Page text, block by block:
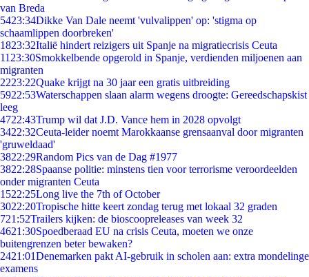
van Breda
5423:34Dikke Van Dale neemt 'vulvalippen' op: 'stigma op
schaamlippen doorbreken'
1823:32Italië hindert reizigers uit Spanje na migratiecrisis Ceuta
11 23:30Smokkelbende opgerold in Spanje, verdienden miljoenen aan
migranten
2223:22Quake krijgt na 30 jaar een gratis uitbreiding
5922:53Waterschappen slaan alarm wegens droogte: Gereedschapskist
leeg
4722:43Trump wil dat J.D. Vance hem in 2028 opvolgt
3422:32Ceuta-leider noemt Marokkaanse grensaanval door migranten
'gruweldaad'
3822:29Random Pics van de Dag #1977
3822:28Spaanse politie: minstens tien voor terrorisme veroordeelden
onder migranten Ceuta
1522:25Long live the 7th of October
3022:20Tropische hitte keert zondag terug met lokaal 32 graden
721:52Trailers kijken: de bioscoopreleases van week 32
4621:30Spoedberaad EU na crisis Ceuta, moeten we onze
buitengrenzen beter bewaken?
2421:01Denemarken pakt AI-gebruik in scholen aan: extra mondelinge
examens